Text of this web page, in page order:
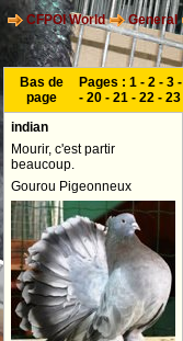
CFPOI World General
Bas de
page
Pages : 1 - 2 - 3 -
- 20 - 21 - 22 - 23
indian
Mourir, c'est partir
beaucoup.
Gourou Pigeonneux